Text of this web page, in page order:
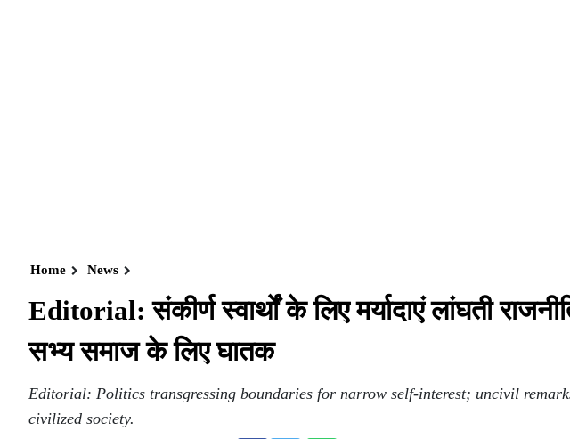
Home News
Editorial: संकीर्ण स्वार्थों के लिए मर्यादाएं लांघती
सभ्य समाज के लिए घातक
Editorial: Politics transgressing boundaries for narrow self-interest; uncivil
civilized society.